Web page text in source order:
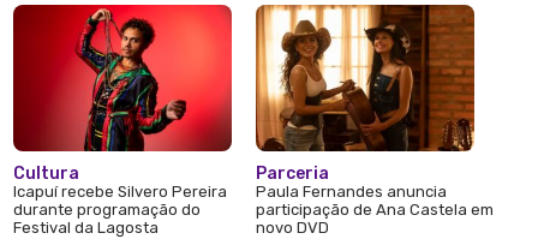
Cultura
Icapuí recebe Silvero Pereira
durante programação do
Festival da Lagosta
Parceria
Paula Fernandes anuncia
participação de Ana Castela em
novo DVD